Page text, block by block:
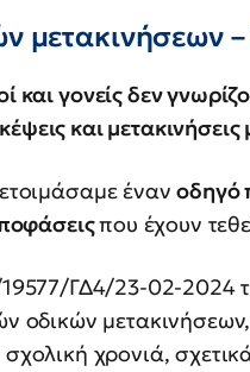
μετακινήσεων
και γονείς δεν
και
ένανοδηγό
που έχουν
ΓΔ4/23-02-2024
οδικών
χρονιά,